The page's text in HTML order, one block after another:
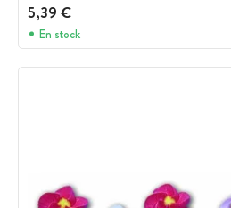
5,39 €
En stock